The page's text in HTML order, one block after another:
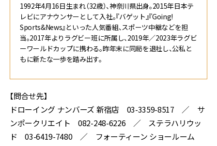
1992年4月16日生まれ（32歳）、神奈川県出身。2015年日本テ
レビにアナウンサーとして入社。『バゲット』『Going!
Sports&News』といった人気番組、スポーツ中継などを担
当。2017年よりラグビー班に所属し、2019年／2023年ラグビ
ーワールドカップに携わる。昨年末に同局を退社し、公私と
もに新たな一歩を踏み出す。
【問合せ先】
ドローイング ナンバーズ 新宿店 03-3359-8517 ／ サ
ンポークリエイト 082-248-6226 ／ ステラハリウッ
ド 03-6419-7480 ／ フォーティーン ショールーム